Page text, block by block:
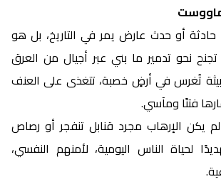
أو حدث عارض يمر في التاريخ، بل هو
نحو تدمير ما بني عبر أجيال من العرق
تُغرس في أرضٍ خصبة، تتغذى على العنف
فتنًا ومآسي.
لم يكن الإرهاب مجرد قنابل تنفجر أو رصاص
لحياة الناس اليومية، لأمنهم النفسي،